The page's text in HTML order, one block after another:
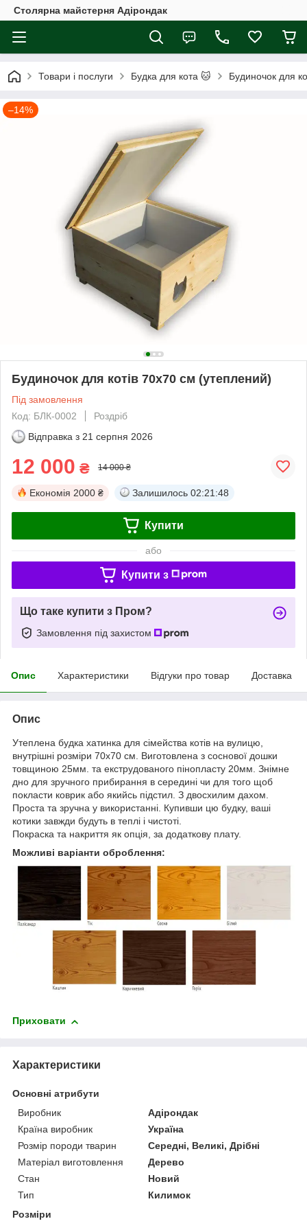
Столярна майстерня Адірондак
Товари і послуги Будка для кота 🐱 Будиночок для
–14%
Будиночок для котів 70х70 см (утеплений)
Під замовлення
Код: БЛК-0002
Роздріб
Відправка з 21 серпня 2026
12 000 ₴ 14 000 ₴
Економія 2000 ₴ Залишилось 02:21:48
Купити
або
Купити з
Що таке купити з Пром?
Замовлення під захистом
Опис Характеристики Відгуки про товар Доставка
Опис
Утеплена будка хатинка для сімейства котів на вулицю,
внутрішні розміри 70х70 см. Виготовлена з соснової дошки
товщиною 25мм. та екструдованого пінопласту 20мм. Знімне
дно для зручного прибирання в середині чи для того щоб
покласти коврик або якийсь підстил. З двосхилим дахом.
Проста та зручна у використанні. Купивши цю будку, ваші
котики завжди будуть в теплі і чистоті.
Покраска та накриття як опція, за додаткову плату.
Можливі варіанти оброблення:
Приховати
Характеристики
Основні атрибути
Виробник
Адірондак
Країна виробник
Україна
Розмір породи тварин
Середні, Великі, Дрібні
Матеріал виготовлення
Дерево
Стан
Новий
Тип
Килимок
Розміри